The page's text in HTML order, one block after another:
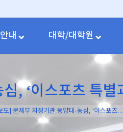
내 대학/대학원
, ‘이스포츠 특별
도] 문체부 지정기관 동양대-농심, ‘이스포츠…